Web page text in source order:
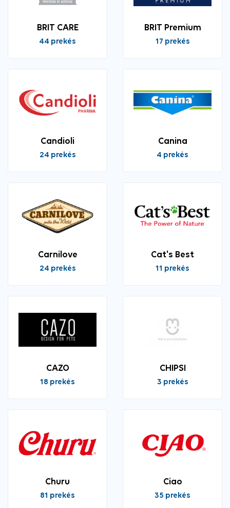
BRIT CARE
44 prekės
BRIT Premium
17 prekės
Candioli
24 prekės
Canina
4 prekės
Carnilove
24 prekės
Cat's Best
11 prekės
CAZO
18 prekės
CHIPSI
3 prekės
Churu
81 prekės
Ciao
35 prekės